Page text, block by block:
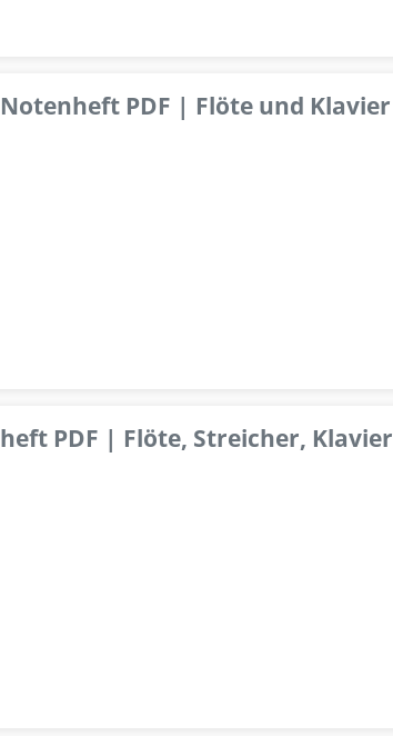
PDF | Flöte und Klavier
PDF | Flöte, Streicher, Klavier